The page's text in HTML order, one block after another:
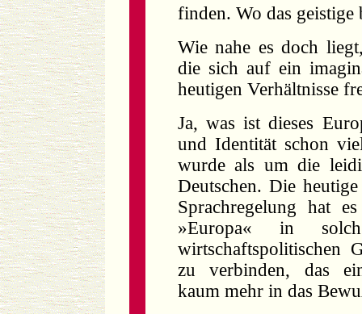
finden. Wo das
Wie nahe es doch
die sich auf ein
heutigen Verhältnisse
Ja, was ist dieses
und Identität schon
wurde als um die
Deutschen. Die
Sprachregelung hat
»Europa« in
wirtschaftspolitischen
zu verbinden, das
kaum mehr in das